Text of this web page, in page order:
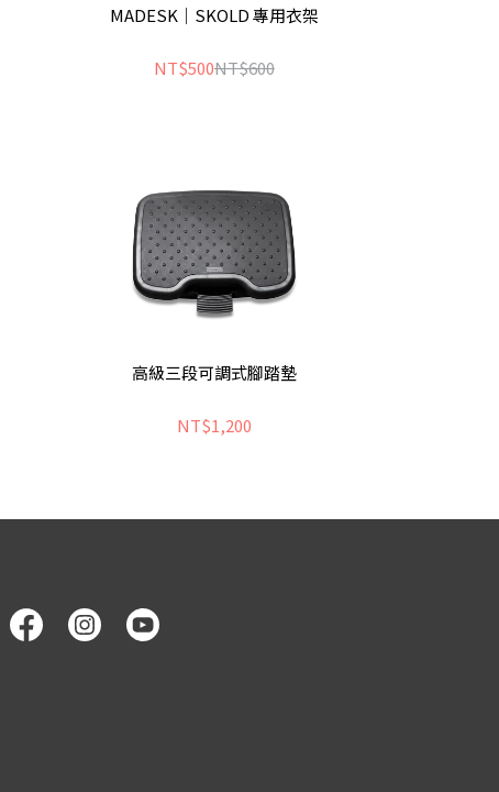
MADESK｜SKOLD 專用衣架
NT$500NT$600
高級三段可調式腳踏墊
NT$1,200